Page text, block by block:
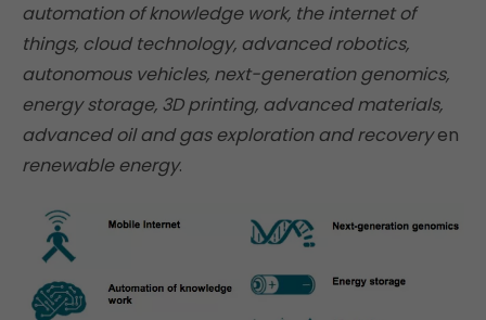
automation of knowledge work, the internet of
things, cloud technology, advanced robotics,
autonomous vehicles, next-generation genomics,
energy storage, 3D printing, advanced materials,
advanced oil and gas exploration and recoveryen
renewable energy.